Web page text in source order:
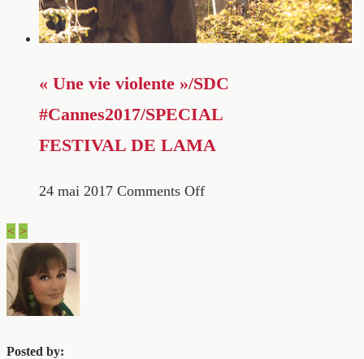
« Une vie violente »/SDC
#Cannes2017/SPECIAL
FESTIVAL DE LAMA
24 mai 2017 Comments Off
< >
Posted by: